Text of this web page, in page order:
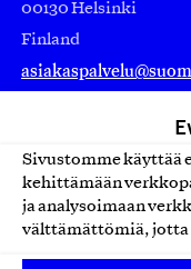
Sivustomme käyttää
kehittämään
ja analysoimaan
välttämättömiä,
00130 Helsinki
Finland
Avainlippu